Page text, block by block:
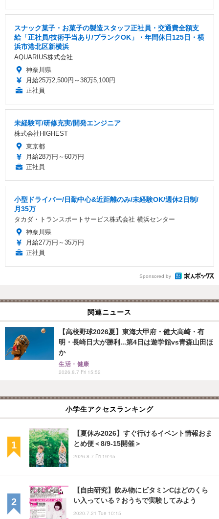
スナック菓子・お菓子の製造スタッフ正社員・交通費全額支
給「正社員/技術手当あり/ブランクOK」・年間休日125日・横
浜市港北区新横浜
AQUARIUS株式会社
神奈川県
月給25万2,500円～38万5,100円
正社員
未経験可/研修充実/開発エンジニア
株式会社HIGHEST
東京都
月給28万円～60万円
正社員
小型ドライバー/日勤中心&近距離のみ/未経験OK/週休2日制/
月35万
タカダ・トランスポートサービス株式会社 横浜センター
神奈川県
月給27万円～35万円
正社員
Sponsored by
関連ニュース
【高校野球2026夏】東海大甲府・健大高崎・有
明・長崎日大が勝利...第4日は遊学館vs青森山田ほ
か
生活・健康
2026.8.7 Fri 15:52
小学生アクセスランキング
【夏休み2026】すぐ行けるイベント情報おま
とめ便＜8/9-15開催＞
2026.8.7 Fri 19:45
【自由研究】飲み物にビタミンCはどのくら
い入っている？おうちで実験してみよう
2020.7.21 Tue 10:15